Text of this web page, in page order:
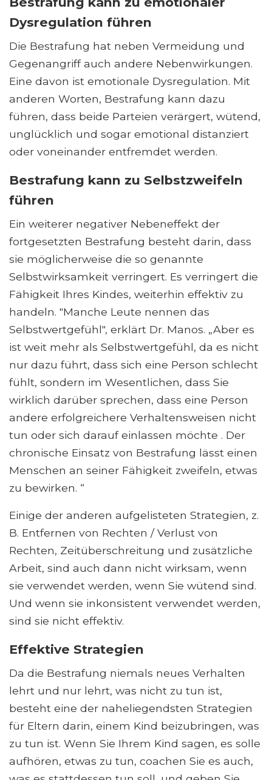
Dysregulation führen
Die Bestrafung hat neben Vermeidung und
Gegenangriff auch andere Nebenwirkungen.
Eine davon ist emotionale Dysregulation. Mit
anderen Worten, Bestrafung kann dazu
führen, dass beide Parteien verärgert, wütend,
unglücklich und sogar emotional distanziert
oder voneinander entfremdet werden.
Bestrafung kann zu Selbstzweifeln
führen
Ein weiterer negativer Nebeneffekt der
fortgesetzten Bestrafung besteht darin, dass
sie möglicherweise die so genannte
Selbstwirksamkeit verringert. Es verringert die
Fähigkeit Ihres Kindes, weiterhin effektiv zu
handeln. "Manche Leute nennen das
Selbstwertgefühl", erklärt Dr. Manos. „Aber es
ist weit mehr als Selbstwertgefühl, da es nicht
nur dazu führt, dass sich eine Person schlecht
fühlt, sondern im Wesentlichen, dass Sie
wirklich darüber sprechen, dass eine Person
andere erfolgreichere Verhaltensweisen nicht
tun oder sich darauf einlassen möchte . Der
chronische Einsatz von Bestrafung lässt einen
Menschen an seiner Fähigkeit zweifeln, etwas
zu bewirken. “
Einige der anderen aufgelisteten Strategien, z.
B. Entfernen von Rechten / Verlust von
Rechten, Zeitüberschreitung und zusätzliche
Arbeit, sind auch dann nicht wirksam, wenn
sie verwendet werden, wenn Sie wütend sind.
Und wenn sie inkonsistent verwendet werden,
sind sie nicht effektiv.
Effektive Strategien
Da die Bestrafung niemals neues Verhalten
lehrt und nur lehrt, was nicht zu tun ist,
besteht eine der naheliegendsten Strategien
für Eltern darin, einem Kind beizubringen, was
zu tun ist. Wenn Sie Ihrem Kind sagen, es solle
aufhören, etwas zu tun, coachen Sie es auch,